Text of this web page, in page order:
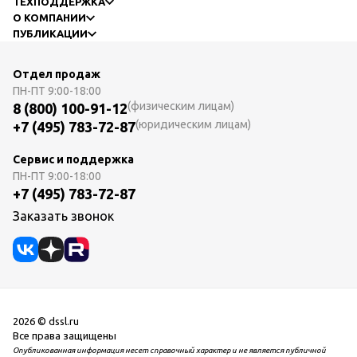
О КОМПАНИИ
ПУБЛИКАЦИИ
Отдел продаж
ПН-ПТ 9:00-18:00
8 (800) 100-91-12(физическим лицам)
+7 (495) 783-72-87(юридическим лицам)
Сервис и поддержка
ПН-ПТ 9:00-18:00
+7 (495) 783-72-87
Заказать звонок
2026 © dssl.ru
Все права защищены
Опубликованная информация несет справочный характер и не является публичной